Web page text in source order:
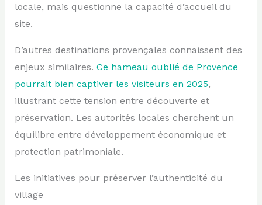
locale, mais questionne la capacité d’accueil du
site.
D’autres destinations provençales connaissent des
enjeux similaires. Ce hameau oublié de Provence
pourrait bien captiver les visiteurs en 2025,
illustrant cette tension entre découverte et
préservation. Les autorités locales cherchent un
équilibre entre développement économique et
protection patrimoniale.
Les initiatives pour préserver l’authenticité du
village